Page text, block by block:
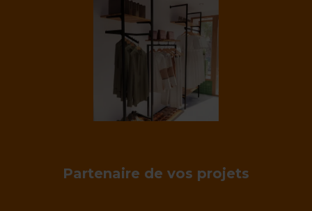
Partenaire de vos projets